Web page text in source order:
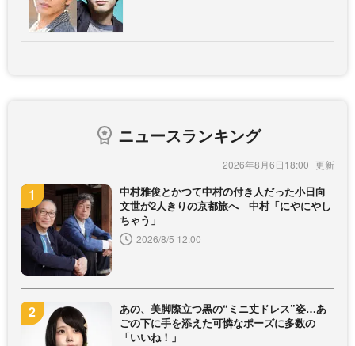
ニュースランキング
2026年8月6日18:00
中村雅俊とかつて中村の付き人だった小日向
文世が2人きりの京都旅へ 中村「にやにやし
ちゃう」
2026/8/5 12:00
あの、美脚際立つ黒の“ミニ丈ドレス”姿…あ
ごの下に手を添えた可憐なポーズに多数の
「いいね！」